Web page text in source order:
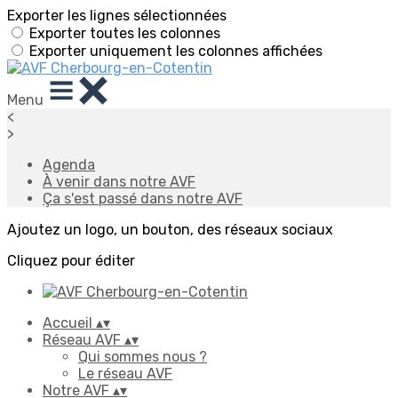
Exporter les lignes sélectionnées
Exporter toutes les colonnes
Exporter uniquement les colonnes affichées
Menu
<
>
Agenda
À venir dans notre AVF
Ça s'est passé dans notre AVF
Ajoutez un logo, un bouton, des réseaux sociaux
Cliquez pour éditer
Accueil ▴▾
Réseau AVF ▴▾
Qui sommes nous ?
Le réseau AVF
Notre AVF ▴▾